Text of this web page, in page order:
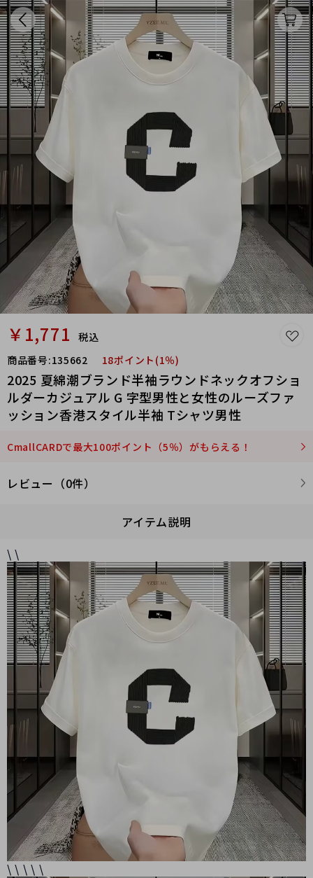
￥1,771
税込
商品番号:135662 18ポイント(1％)
2025 夏綿潮ブランド半袖ラウンドネックオフショ
ルダーカジュアル G 字型男性と女性のルーズファ
ッション香港スタイル半袖 Tシャツ男性
CmallCARDで最大100ポイント（5％）がもらえる！
レビュー（0件）
アイテム説明
\ \
\ \ \ \ \